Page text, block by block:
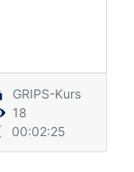
GRIPS-Kurs
18
00:02:25